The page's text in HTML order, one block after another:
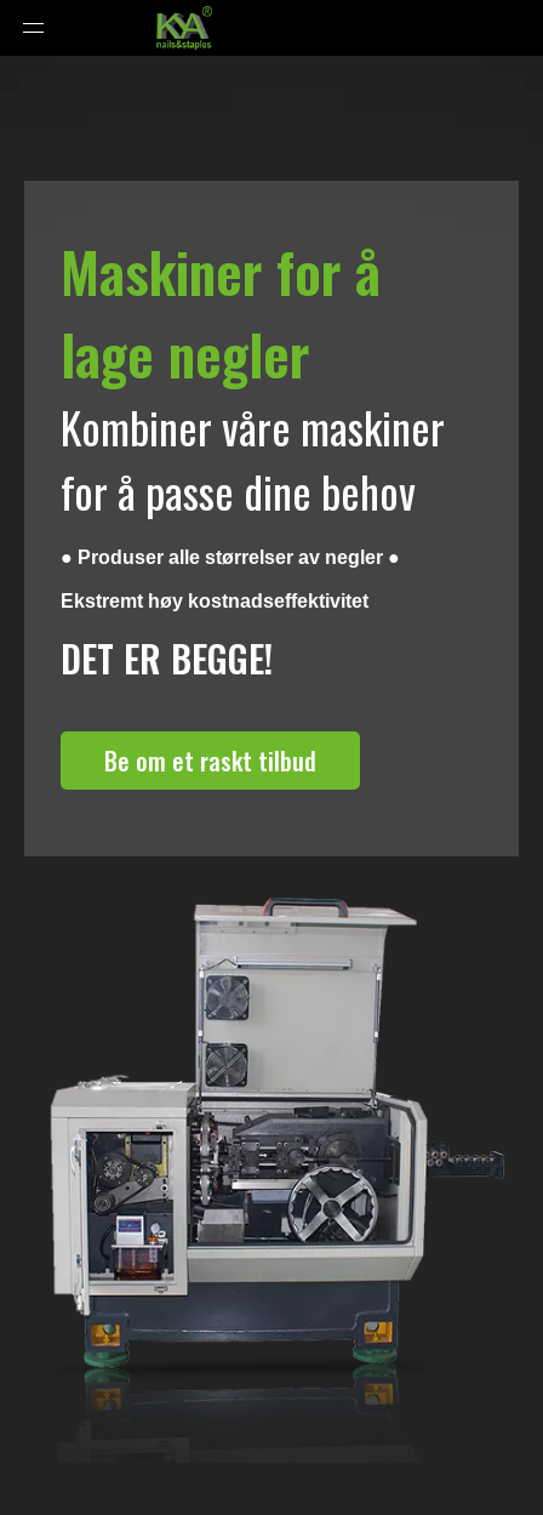
Maskiner for å
lage negler
Kombiner våre maskiner
for å passe dine behov
● Produser alle størrelser av negler ●
Ekstremt høy kostnadseffektivitet
DET ER BEGGE!
Be om et raskt tilbud